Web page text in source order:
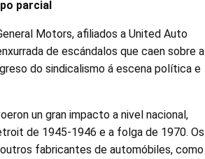
parcial
Motors, afiliados a United Auto
de escándalos que caen sobre a
do sindicalismo á escena política e
un gran impacto a nivel nacional,
de 1945-1946 e a folga de 1970. Os
fabricantes de automóbiles, como